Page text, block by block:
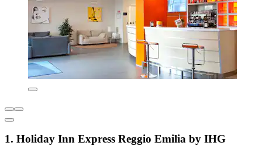
1. Holiday Inn Express Reggio Emilia by IHG